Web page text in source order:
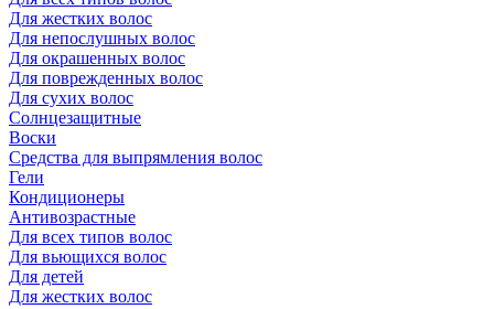
Для жестких волос
Для непослушных волос
Для окрашенных волос
Для поврежденных волос
Для сухих волос
Солнцезащитные
Воски
Средства для выпрямления волос
Гели
Кондиционеры
Антивозрастные
Для всех типов волос
Для вьющихся волос
Для детей
Для жестких волос